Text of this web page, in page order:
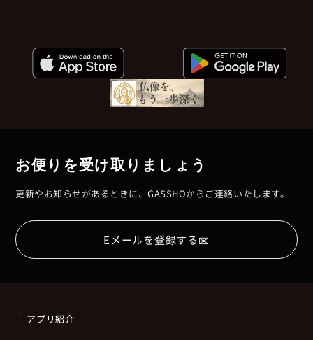
お便りを受け取りましょう
更新やお知らせがあるときに、GASSHOからご連絡いたします。
Eメールを登録する✉
アプリ紹介